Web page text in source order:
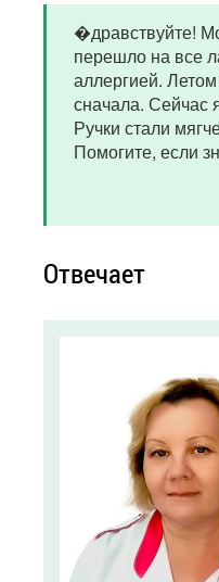
�дравствуйте!
перешло на все
аллергией.
сначала. Сейчас
Ручки стали
Помогите, если
Отвечает